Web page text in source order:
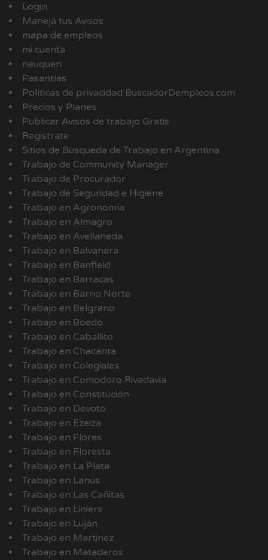
Login
Manejá tus Avisos
mapa de empleos
mi cuenta
neuquen
Pasantías
Políticas de privacidad BuscadorDempleos.com
Precios y Planes
Publicar Avisos de trabajo Gratis
Registrate
Sitios de Búsqueda de Trabajo en Argentina
Trabajo de Community Manager
Trabajo de Procurador
Trabajo de Seguridad e Higiene
Trabajo en Agronomía
Trabajo en Almagro
Trabajo en Avellaneda
Trabajo en Balvanera
Trabajo en Banfield
Trabajo en Barracas
Trabajo en Barrio Norte
Trabajo en Belgrano
Trabajo en Boedo
Trabajo en Caballito
Trabajo en Chacarita
Trabajo en Colegiales
Trabajo en Comodoro Rivadavia
Trabajo en Constitución
Trabajo en Devoto
Trabajo en Ezeiza
Trabajo en Flores
Trabajo en Floresta
Trabajo en La Plata
Trabajo en Lanús
Trabajo en Las Cañitas
Trabajo en Liniers
Trabajo en Luján
Trabajo en Martinez
Trabajo en Mataderos